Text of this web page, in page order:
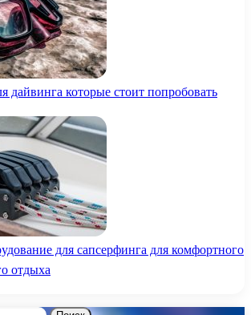
дайвинга которые стоит попробовать
для сапсерфинга для комфортного
отдыха